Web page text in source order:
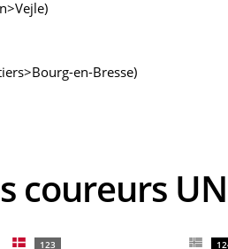
en-Bresse)
coureurs
123